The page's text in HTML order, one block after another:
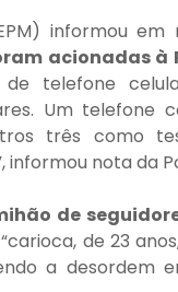
acionadas à
telefone
Um telefone
três como
informou nota da
de
de 23
a desordem